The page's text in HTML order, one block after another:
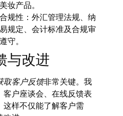
妆产品。
规性 ：外汇管理法规、纳
规定、会计标准及合规审
守。
与改进
取客户反馈非常关键。我
客户座谈会、在线反馈表
这样不仅能了解客户需